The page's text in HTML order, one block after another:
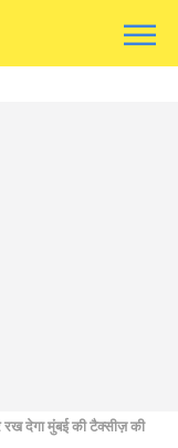
देगा मुंबई की टैक्सीज़ की